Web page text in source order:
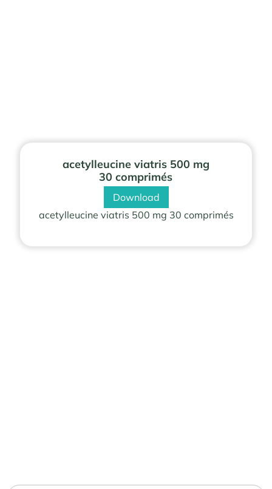
acetylleucine viatris 500 mg
30 comprimés
Download
acetylleucine viatris 500 mg 30 comprimés